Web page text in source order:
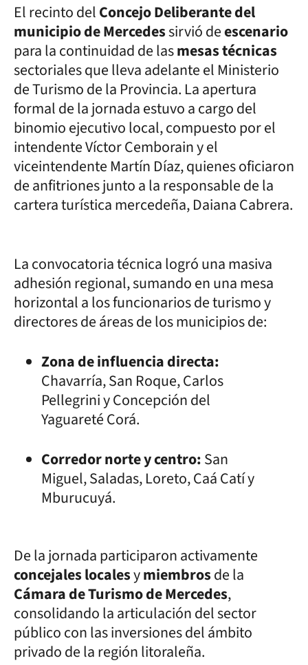
El recinto delConcejo Deliberante del
municipio de Mercedessirvió deescenario
para la continuidad de lasmesas técnicas
sectoriales que lleva adelante el Ministerio
de Turismo de la Provincia. La apertura
formal de la jornada estuvo a cargo del
binomio ejecutivo local, compuesto por el
intendente Víctor Cemborain y el
viceintendente Martín Díaz, quienes oficiaron
de anfitriones junto a la responsable de la
cartera turística mercedeña, Daiana Cabrera.
La convocatoria técnica logró una masiva
adhesión regional, sumando en una mesa
horizontal a los funcionarios de turismo y
directores de áreas de los municipios de:
Zona de influencia directa:
Chavarría, San Roque, Carlos
Pellegrini y Concepción del
Yaguareté Corá.
Corredor norte y centro:San
Miguel, Saladas, Loreto, Caá Catí y
Mburucuyá.
De la jornada participaron activamente
concejales localesymiembrosde la
Cámara de Turismo de Mercedes,
consolidando la articulación del sector
público con las inversiones del ámbito
privado de la región litoraleña.